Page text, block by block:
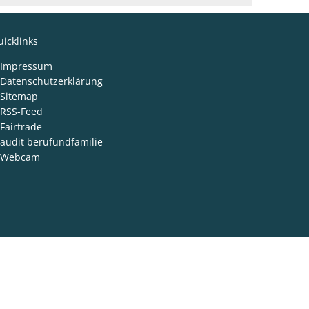
Impressum
Datenschutzerklärung
Sitemap
RSS-Feed
Fairtrade
audit berufundfamilie
Webcam